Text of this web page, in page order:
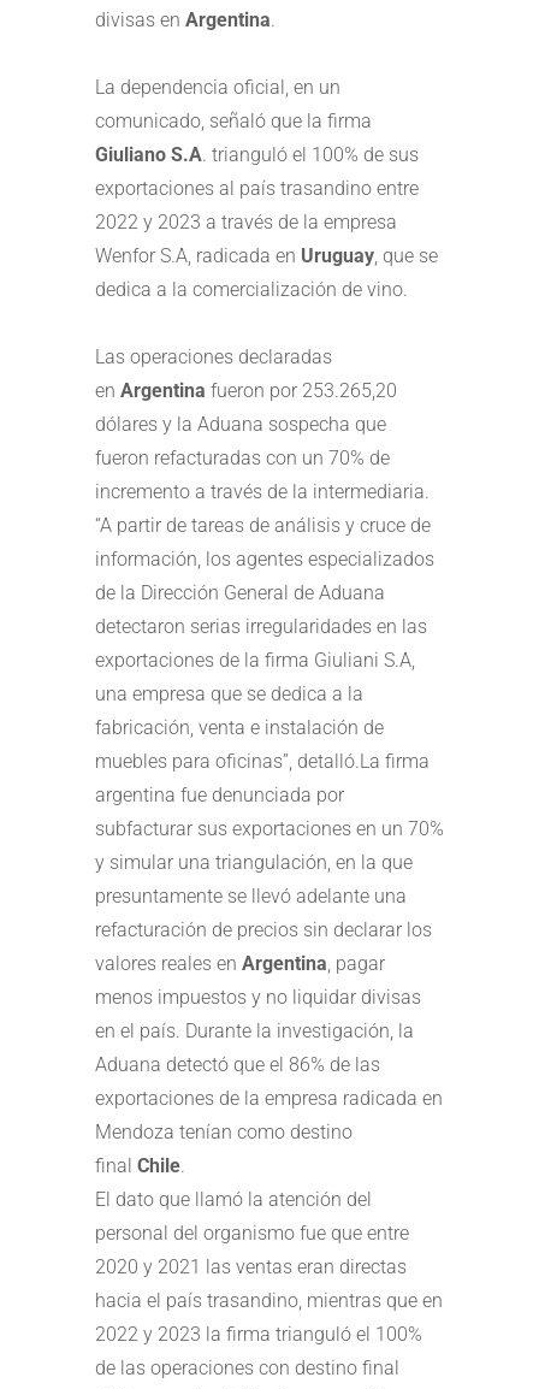
divisas en Argentina.
La dependencia oficial, en un
comunicado, señaló que la firma
Giuliano S.A. trianguló el 100% de sus
exportaciones al país trasandino entre
2022 y 2023 a través de la empresa
Wenfor S.A, radicada en Uruguay, que se
dedica a la comercialización de vino.
Las operaciones declaradas
en Argentina fueron por 253.265,20
dólares y la Aduana sospecha que
fueron refacturadas con un 70% de
incremento a través de la intermediaria.
“A partir de tareas de análisis y cruce de
información, los agentes especializados
de la Dirección General de Aduana
detectaron serias irregularidades en las
exportaciones de la firma Giuliani S.A,
una empresa que se dedica a la
fabricación, venta e instalación de
muebles para oficinas”, detalló.La firma
argentina fue denunciada por
subfacturar sus exportaciones en un 70%
y simular una triangulación, en la que
presuntamente se llevó adelante una
refacturación de precios sin declarar los
valores reales en Argentina, pagar
menos impuestos y no liquidar divisas
en el país. Durante la investigación, la
Aduana detectó que el 86% de las
exportaciones de la empresa radicada en
Mendoza tenían como destino
final Chile.
El dato que llamó la atención del
personal del organismo fue que entre
2020 y 2021 las ventas eran directas
hacia el país trasandino, mientras que en
2022 y 2023 la firma trianguló el 100%
de las operaciones con destino final